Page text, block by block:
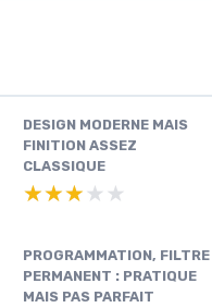
DESIGN MODERNE MAIS
FINITION ASSEZ
CLASSIQUE
★★★★★
★★★★★
PROGRAMMATION, FILTRE
PERMANENT : PRATIQUE
MAIS PAS PARFAIT